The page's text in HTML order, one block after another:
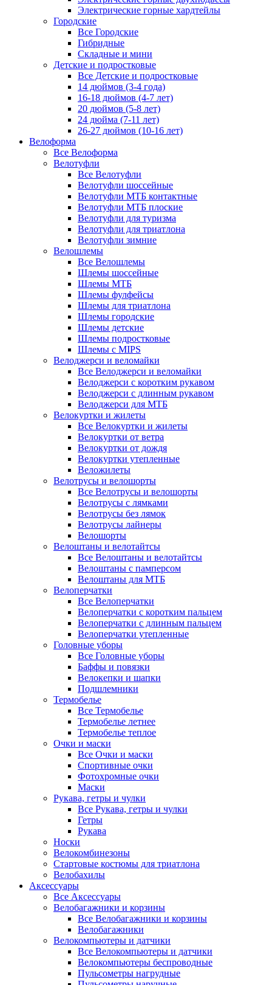
Электрические горные хардтейлы
Городские
Все Городские
Гибридные
Складные и мини
Детские и подростковые
Все Детские и подростковые
14 дюймов (3-4 года)
16-18 дюймов (4-7 лет)
20 дюймов (5-8 лет)
24 дюйма (7-11 лет)
26-27 дюймов (10-16 лет)
Велоформа
Все Велоформа
Велотуфли
Все Велотуфли
Велотуфли шоссейные
Велотуфли МТБ контактные
Велотуфли МТБ плоские
Велотуфли для туризма
Велотуфли для триатлона
Велотуфли зимние
Велошлемы
Все Велошлемы
Шлемы шоссейные
Шлемы МТБ
Шлемы фулфейсы
Шлемы для триатлона
Шлемы городские
Шлемы детские
Шлемы подростковые
Шлемы с MIPS
Велоджерси и веломайки
Все Велоджерси и веломайки
Велоджерси с коротким рукавом
Велоджерси с длинным рукавом
Велоджерси для МТБ
Велокуртки и жилеты
Все Велокуртки и жилеты
Велокуртки от ветра
Велокуртки от дождя
Велокуртки утепленные
Веложилеты
Велотрусы и велошорты
Все Велотрусы и велошорты
Велотрусы с лямками
Велотрусы без лямок
Велотрусы лайнеры
Велошорты
Велоштаны и велотайтсы
Все Велоштаны и велотайтсы
Велоштаны с памперсом
Велоштаны для МТБ
Велоперчатки
Все Велоперчатки
Велоперчатки с коротким пальцем
Велоперчатки с длинным пальцем
Велоперчатки утепленные
Головные уборы
Все Головные уборы
Баффы и повязки
Велокепки и шапки
Подшлемники
Термобелье
Все Термобелье
Термобелье летнее
Термобелье теплое
Очки и маски
Все Очки и маски
Спортивные очки
Фотохромные очки
Маски
Рукава, гетры и чулки
Все Рукава, гетры и чулки
Гетры
Рукава
Носки
Велокомбинезоны
Стартовые костюмы для триатлона
Велобахилы
Аксессуары
Все Аксессуары
Велобагажники и корзины
Все Велобагажники и корзины
Велобагажники
Велокомпьютеры и датчики
Все Велокомпьютеры и датчики
Велокомпьютеры беспроводные
Пульсометры нагрудные